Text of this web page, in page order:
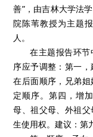
父母对未成年人的
身，人身监护中较
应当分为监护、保
家庭委托家庭如通
行为能力监护制度
能力监护制度，协
条，二是医疗预先
护之间的关系。